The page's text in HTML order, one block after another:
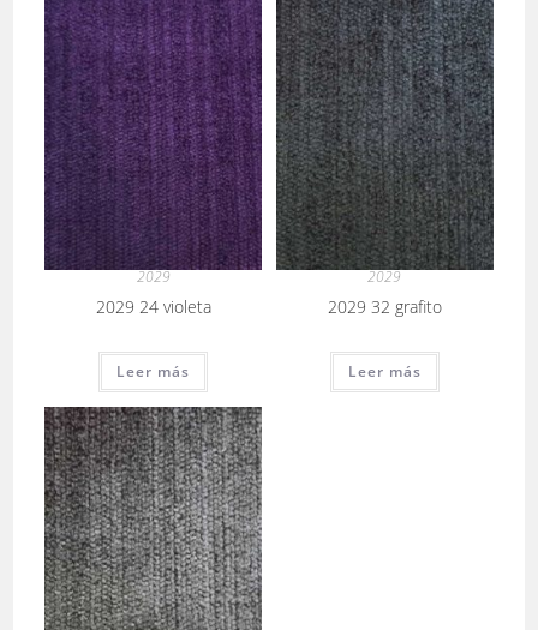
2029
2029 24 violeta
Leer más
2029
2029 32 grafito
Leer más